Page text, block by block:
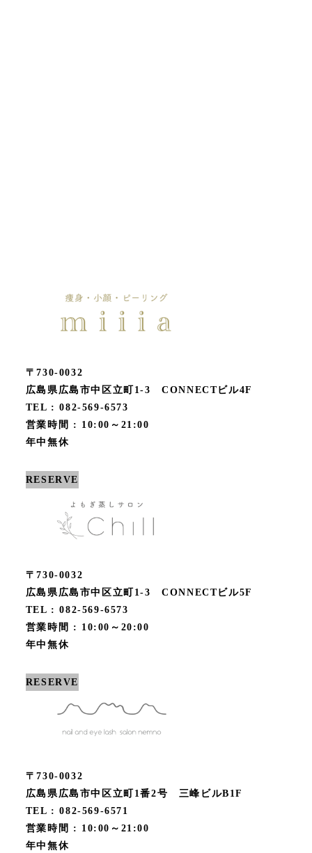
〒730-0032
広島県広島市中区立町1-3 CONNECTビル4F
TEL : 082-569-6573
営業時間 : 10:00～21:00
年中無休
RESERVE
〒730-0032
広島県広島市中区立町1-3 CONNECTビル5F
TEL : 082-569-6573
営業時間 : 10:00～20:00
年中無休
RESERVE
〒730-0032
広島県広島市中区立町1番2号 三峰ビルB1F
TEL : 082-569-6571
営業時間 : 10:00～21:00
年中無休